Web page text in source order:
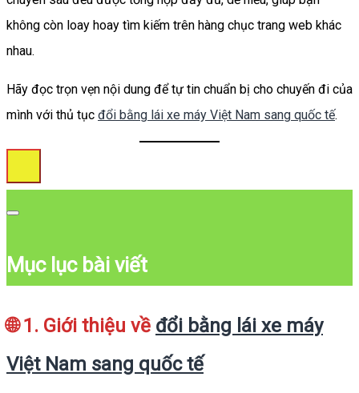
không còn loay hoay tìm kiếm trên hàng chục trang web khác
nhau.
Hãy đọc trọn vẹn nội dung để tự tin chuẩn bị cho chuyến đi của
mình với thủ tục đổi bằng lái xe máy Việt Nam sang quốc tế.
Mục lục bài viết
🌐 1. Giới thiệu về đổi bằng lái xe máy
Việt Nam sang quốc tế